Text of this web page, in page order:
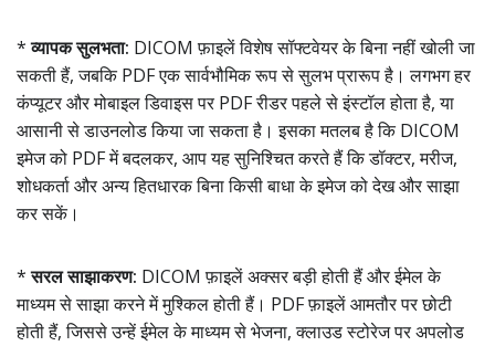
*व्यापक सुलभता: DICOM फ़ाइलें विशेष सॉफ्टवेयर के बिना नहीं खोली जा
सकती हैं, जबकि PDF एक सार्वभौमिक रूप से सुलभ प्रारूप है। लगभग हर
कंप्यूटर और मोबाइल डिवाइस पर PDF रीडर पहले से इंस्टॉल होता है, या
आसानी से डाउनलोड किया जा सकता है। इसका मतलब है कि DICOM
इमेज को PDF में बदलकर, आप यह सुनिश्चित करते हैं कि डॉक्टर, मरीज,
शोधकर्ता और अन्य हितधारक बिना किसी बाधा के इमेज को देख और साझा
कर सकें।
*सरल साझाकरण: DICOM फ़ाइलें अक्सर बड़ी होती हैं और ईमेल के
माध्यम से साझा करने में मुश्किल होती हैं। PDF फ़ाइलें आमतौर पर छोटी
होती हैं, जिससे उन्हें ईमेल के माध्यम से भेजना, क्लाउड स्टोरेज पर अपलोड